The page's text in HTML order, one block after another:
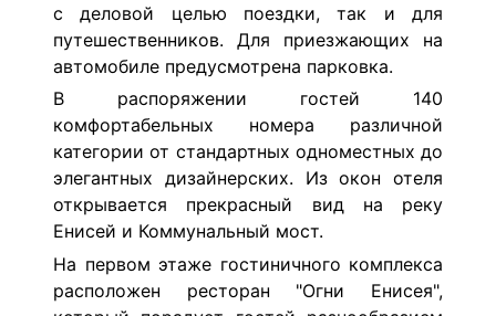
с деловой целью поездки, так и для
путешественников. Для приезжающих на
автомобиле предусмотрена парковка.
В распоряжении гостей 140
комфортабельных номера различной
категории от стандартных одноместных до
элегантных дизайнерских. Из окон отеля
открывается прекрасный вид на реку
Енисей и Коммунальный мост.
На первом этаже гостиничного комплекса
расположен ресторан "Огни Енисея",